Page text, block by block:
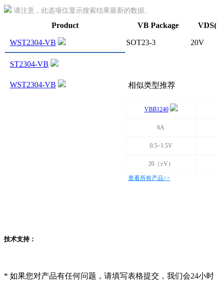
请注意，此选项仅显示搜索结果最新的数据。
Product VB Package
WST2304-VB SOT23-3 20V
ST2304-VB
WST2304-VB 相似类型推荐
VBB1240
6A
0.5~1.5V
20（±V）
查看所有产品>>
技术支持：
* 如果您对产品有任何问题，请填写表格提交，我们会24小时